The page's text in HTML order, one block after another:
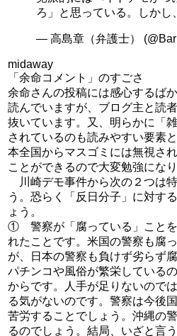
ろ」と思っている。しかし
— 高島章（弁護士）
midaway
「余命コメント」のすごさ
余命さんの投稿には感心するば
読んでいますが、ブログ主と読
抜いています。又、明らかに「
されているのも読みやすい要素
本全国からマスゴミには無視さ
ことができるので大変勉強になり
川崎デモ事件から次の２つは
う。恐らく「反日分子」に対す
ょう。
① 警察が「腐っている」ことを
れたことです。米国の警察も腐
が、日本の警察も負けず劣らず
パチンコや風俗が繁栄している
からです。人手が足りないので
る気がないのです。警察は今後
苦労することでしょう。沖縄の
るのでしょう。結局、いざと言